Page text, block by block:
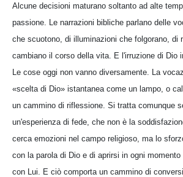
Alcune decisioni maturano soltanto ad alte
passione. Le narrazioni bibliche parlano delle
che scuotono, di illuminazioni che folgorano, di
cambiano il corso della vita. E l'irruzione di Dio
Le cose oggi non vanno diversamente. La
«scelta di Dio» istantanea come un lampo, o
un cammino di riflessione. Si tratta comunque
un'esperienza di fede, che non è la
cerca emozioni nel campo religioso, ma lo
con la parola di Dio e di aprirsi in ogni
con Lui. E ciò comporta un cammino di